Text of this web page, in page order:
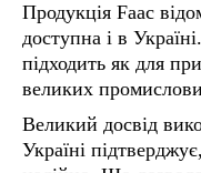
Продукція Faac
доступна і в
підходить як для
великих
Великий досвід
Україні